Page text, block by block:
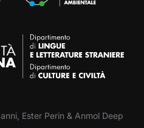
Ester Perin & Anmol Deep